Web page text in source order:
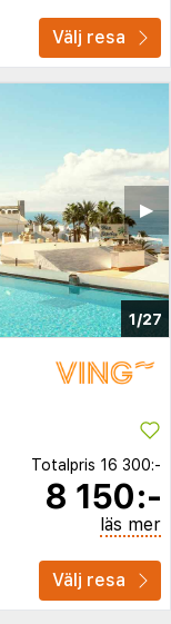
Välj resa
1/27
▶︎
Totalpris 16 300:-
8 150:-
läs mer
Välj resa